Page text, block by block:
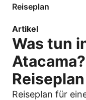
Reiseplan
Artikel
Was tun
Reiseplan
Reiseplan für